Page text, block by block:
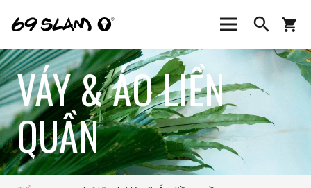
search shopping_cart
VÁY & ÁO LIỀN
QUẦN